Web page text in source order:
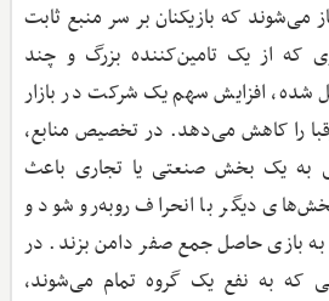
می‌شوند که بازیکنان بر سر منبع ثابت
که از یک تامین‌کننده بزرگ و چند
شده، افزایش سهم یک شرکت در بازار
را کاهش می‌دهد. در تخصیص منابع،
به یک بخش صنعتی یا تجاری باعث
دیگر با انحراف روبه‌رو شود و
به بازی حاصل جمع صفر دامن بزند. در
که به نفع یک گروه تمام می‌شوند،